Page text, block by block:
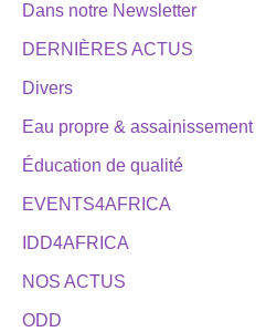
Dans notre Newsletter
DERNIÈRES ACTUS
Divers
Eau propre & assainissement
Éducation de qualité
EVENTS4AFRICA
IDD4AFRICA
NOS ACTUS
ODD